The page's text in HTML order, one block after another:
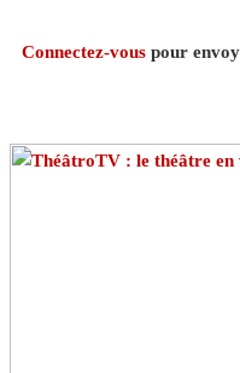
Connectez-vous pour